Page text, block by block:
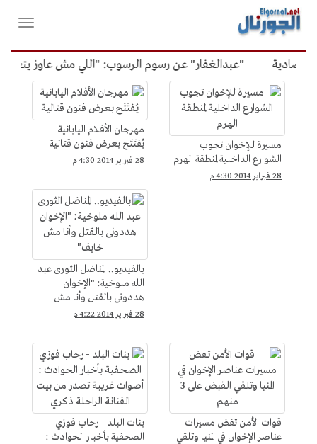
القائمة
الرئيسية
فتح
"عبدالغفار" عن رسوم الرسوب: "اللي مش عاوز يتعلم
فيديوهات
&gt;
يوتيوب
مسيرة للإخوان تجوب
الشوارع الداخلية لمنطقة الهرم
28 فبراير 2014 4:30 م
مهرجان الأفلام اليابانية
يُفتَتَح بعرض فنون قتالية
28 فبراير 2014 4:30 م
بالفيديو.. المناضل الثورى عبد
الله ملوخية: "الإخوان
هددونى بالقتل وأنا مش
خايف"
28 فبراير 2014 4:22 م
قوات الأمن تفض مسيرات
عناصر الإخوان في المنيا وتلقي
بنات البلد - رحاب فوزي
الصحفية بأخبار الحوادث :